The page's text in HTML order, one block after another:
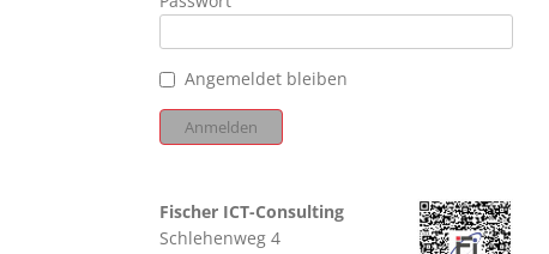
Angemeldet bleiben
Fischer ICT-Consulting
Schlehenweg 4